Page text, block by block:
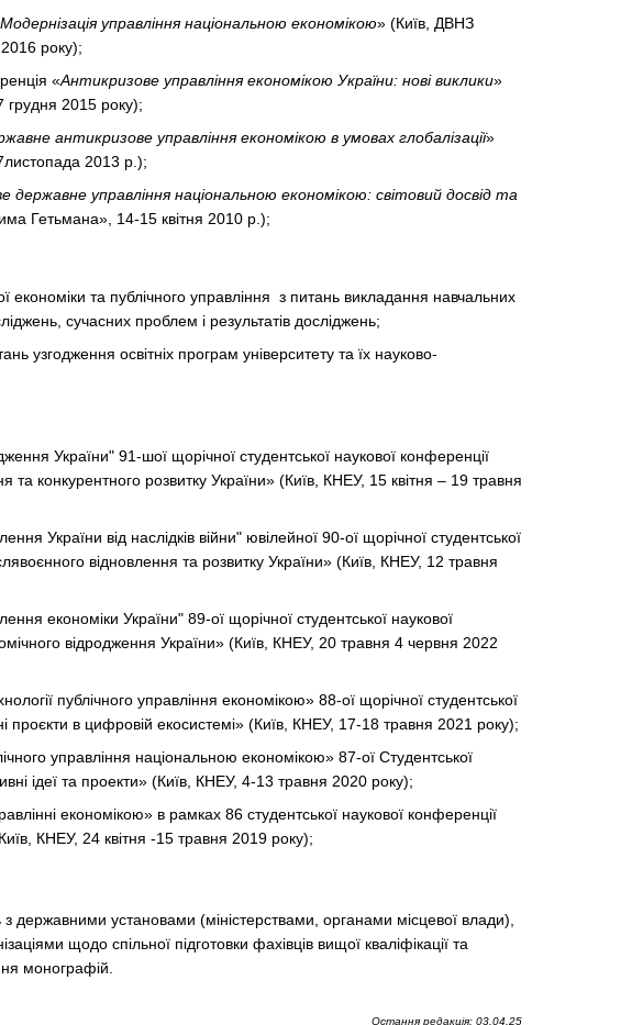
Модернізація управління національною економікою» (Київ, ДВНЗ
року);
«Антикризове управління економікою України: нові виклики»
2015 року);
антикризове управління економікою в умовах глобалізації»
2013 р.);
державне управління національною економікою: світовий досвід та
Гетьмана», 14-15 квітня 2010 р.);
економіки та публічного управління з питань викладання навчальних
сучасних проблем і результатів досліджень;
узгодження освітніх програм університету та їх науково-
України" 91-шої щорічної студентської наукової конференції
та конкурентного розвитку України» (Київ, КНЕУ, 15 квітня – 19 травня
України від наслідків війни" ювілейної 90-ої щорічної студентської
відновлення та розвитку України» (Київ, КНЕУ, 12 травня
економіки України" 89-ої щорічної студентської наукової
відродження України» (Київ, КНЕУ, 20 травня 4 червня 2022
публічного управління економікою» 88-ої щорічної студентської
проєкти в цифровій екосистемі» (Київ, КНЕУ, 17-18 травня 2021 року);
управління національною економікою» 87-ої Студентської
ідеї та проекти» (Київ, КНЕУ, 4-13 травня 2020 року);
економікою» в рамках 86 студентської наукової конференції
КНЕУ, 24 квітня -15 травня 2019 року);
державними установами (міністерствами, органами місцевої влади),
щодо спільної підготовки фахівців вищої кваліфікації та
монографій.
Остання редакція: 03.04.25